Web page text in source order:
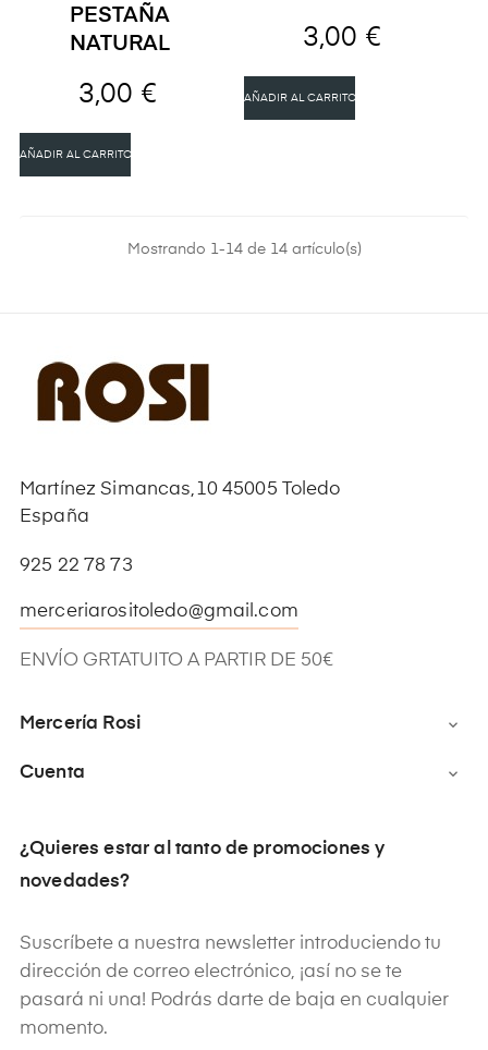
PESTAÑA
NATURAL
3,00 €
AÑADIR AL CARRITO
3,00 €
AÑADIR AL CARRITO
Mostrando 1-14 de 14 artículo(s)
Martínez Simancas,10 45005 Toledo
España
925 22 78 73
merceriarositoledo@gmail.com
ENVÍO GRTATUITO A PARTIR DE 50€
Mercería Rosi 
Cuenta 
¿Quieres estar al tanto de promociones y
novedades?
Suscríbete a nuestra newsletter introduciendo tu
dirección de correo electrónico, ¡así no se te
pasará ni una! Podrás darte de baja en cualquier
momento.